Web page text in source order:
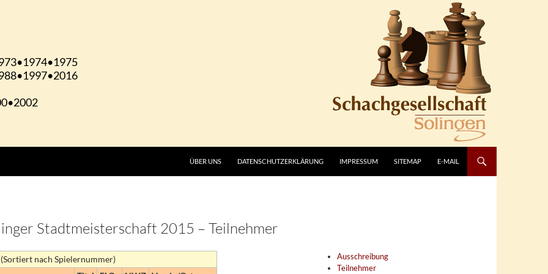
ÜBER UNS DATENSCHUTZERKLÄRUNG IMPRESSUM SITEMAP E-MAIL
Stadtmeisterschaft 2015 – Teilnehmer
Ausschreibung
Teilnehmer
nach Spielernummer)